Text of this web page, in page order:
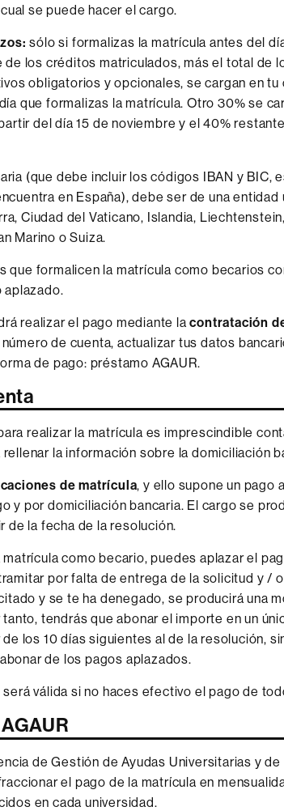
se puede hacer el cargo.
sólo si formalizas la matrícula antes del
de los créditos matriculados, más el total de
obligatorios y opcionales, se cargan en tu
que formalizas la matrícula. Otro 30% se
del día 15 de noviembre y el 40%
(que debe incluir los códigos IBAN y BIC,
en España), debe ser de una entidad
Ciudad del Vaticano, Islandia,
Marino o Suiza.
que formalicen la matrícula como becarios
aplazado.
realizar el pago mediante lacontratación
de cuenta, actualizar tus datos
de pago: préstamo AGAUR.
realizar la matrícula es imprescindible
rellenar la información sobre la domiciliación
de matrícula, y ello supone un pago
y por domiciliación bancaria. El cargo se
de la fecha de la resolución.
como becario, puedes aplazar el
por falta de entrega de la solicitud y /
y se te ha denegado, se producirá una
tendrás que abonar el importe en un
los 10 días siguientes al de la resolución,
de los pagos aplazados.
será válida si no haces efectivo el pago de
de Gestión de Ayudas Universitarias y
el pago de la matrícula en
en cada universidad.